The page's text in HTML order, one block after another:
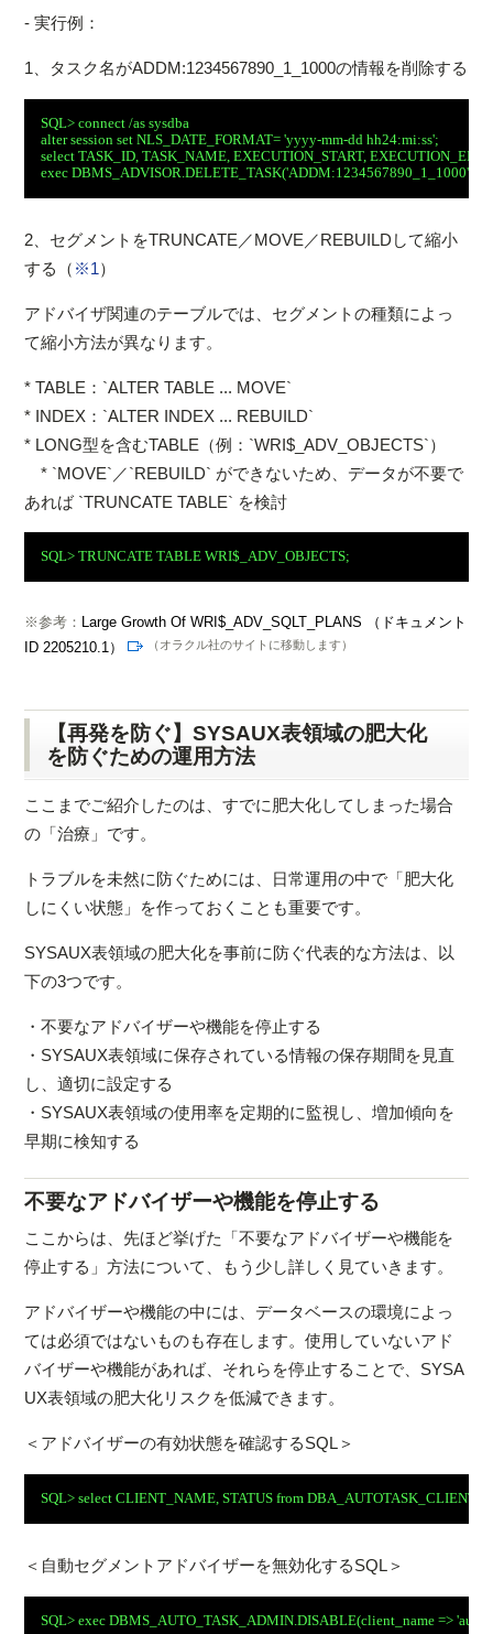
- 実行例：
1、タスク名がADDM:1234567890_1_1000の情報を削除する
SQL> connect /as sysdba
alter session set NLS_DATE_FORMAT= 'yyyy-mm-dd hh24:mi:ss';
select TASK_ID, TASK_NAME, EXECUTION_START,
exec DBMS_ADVISOR.DELETE_TASK('ADDM:1234567890_1_1000');
2、セグメントをTRUNCATE／MOVE／REBUILDして縮小
する（ ※1）
アドバイザ関連のテーブルでは、セグメントの種類によっ
て縮小方法が異なります。
* TABLE：`ALTER TABLE ... MOVE`
* INDEX：`ALTER INDEX ... REBUILD`
* LONG型を含むTABLE（例：`WRI$_ADV_OBJECTS`）
* `MOVE`／`REBUILD` ができないため、データが不要で
あれば `TRUNCATE TABLE` を検討
SQL> TRUNCATE TABLE WRI$_ADV_OBJECTS;
※参考： Large Growth Of WRI$_ADV_SQLT_PLANS （ドキュメント
ID 2205210.1）
（オラクル社のサイトに移動します）
【再発を防ぐ】SYSAUX表領域の肥大化
を防ぐための運用方法
ここまでご紹介したのは、すでに肥大化してしまった場合
の「治療」です。
トラブルを未然に防ぐためには、日常運用の中で「肥大化
しにくい状態」を作っておくことも重要です。
SYSAUX表領域の肥大化を事前に防ぐ代表的な方法は、以
下の3つです。
・不要なアドバイザーや機能を停止する
・SYSAUX表領域に保存されている情報の保存期間を見直
し、適切に設定する
・SYSAUX表領域の使用率を定期的に監視し、増加傾向を
早期に検知する
不要なアドバイザーや機能を停止する
ここからは、先ほど挙げた「不要なアドバイザーや機能を
停止する」方法について、もう少し詳しく見ていきます。
アドバイザーや機能の中には、データベースの環境によっ
ては必須ではないものも存在します。使用していないアド
バイザーや機能があれば、それらを停止することで、SYSA
UX表領域の肥大化リスクを低減できます。
＜アドバイザーの有効状態を確認するSQL＞
SQL> select CLIENT_NAME, STATUS from DBA_AUTOTASK_CLIENT
＜自動セグメントアドバイザーを無効化するSQL＞
SQL> exec DBMS_AUTO_TASK_ADMIN.DISABLE(client_name =>